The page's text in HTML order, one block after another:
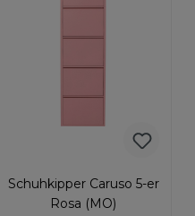
Schuhkipper Caruso 5-er
Rosa (MO)